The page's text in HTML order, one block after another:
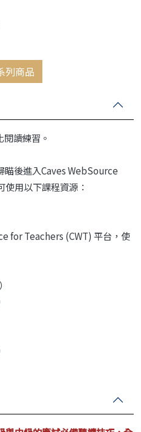
列商品
讀練習。
後進入Caves WebSource
用以下課程資源：
for Teachers (CWT) 平台，使